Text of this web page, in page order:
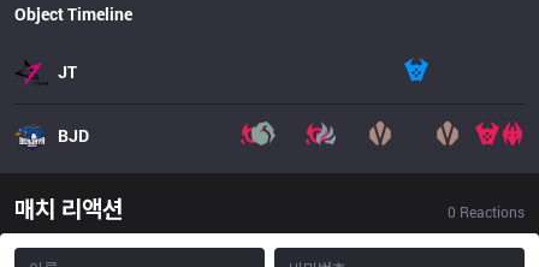
Object Timeline
JT
BJD
매치 리액션 0 Reactions